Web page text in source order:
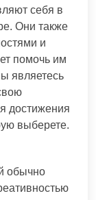
себя в
Они также
и
помочь им
являетесь
достижения
выберете.
обычно